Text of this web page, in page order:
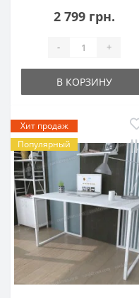
2 799 грн.
- +
В КОРЗИНУ
Хит продаж
Популярный